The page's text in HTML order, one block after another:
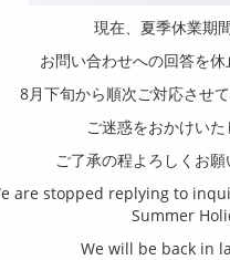
ウハウを活かして作ら
ズできるメガネ
る
ｼﾝｸ]
現在、夏季休業期
お問い合わせへの回答を休
8月下旬から順次ご対応させ
ご迷惑をおかけいた
ご了承の程よろしくお願
are stopped replying to
Summer
We will be back in